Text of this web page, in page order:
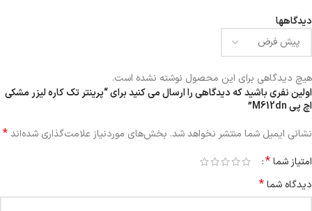
دیدگاهها
هیچ دیدگاهی برای این محصول نوشته نشده است.
اولین نفری باشید که دیدگاهی را ارسال می کنید برای “پرینتر تک کاره لیزر مشکی
اچ پی M612dn”
نشانی ایمیل شما منتشر نخواهد شد. بخش‌های موردنیاز علامت‌گذاری شده‌اند*
امتیاز شما*
دیدگاه شما*